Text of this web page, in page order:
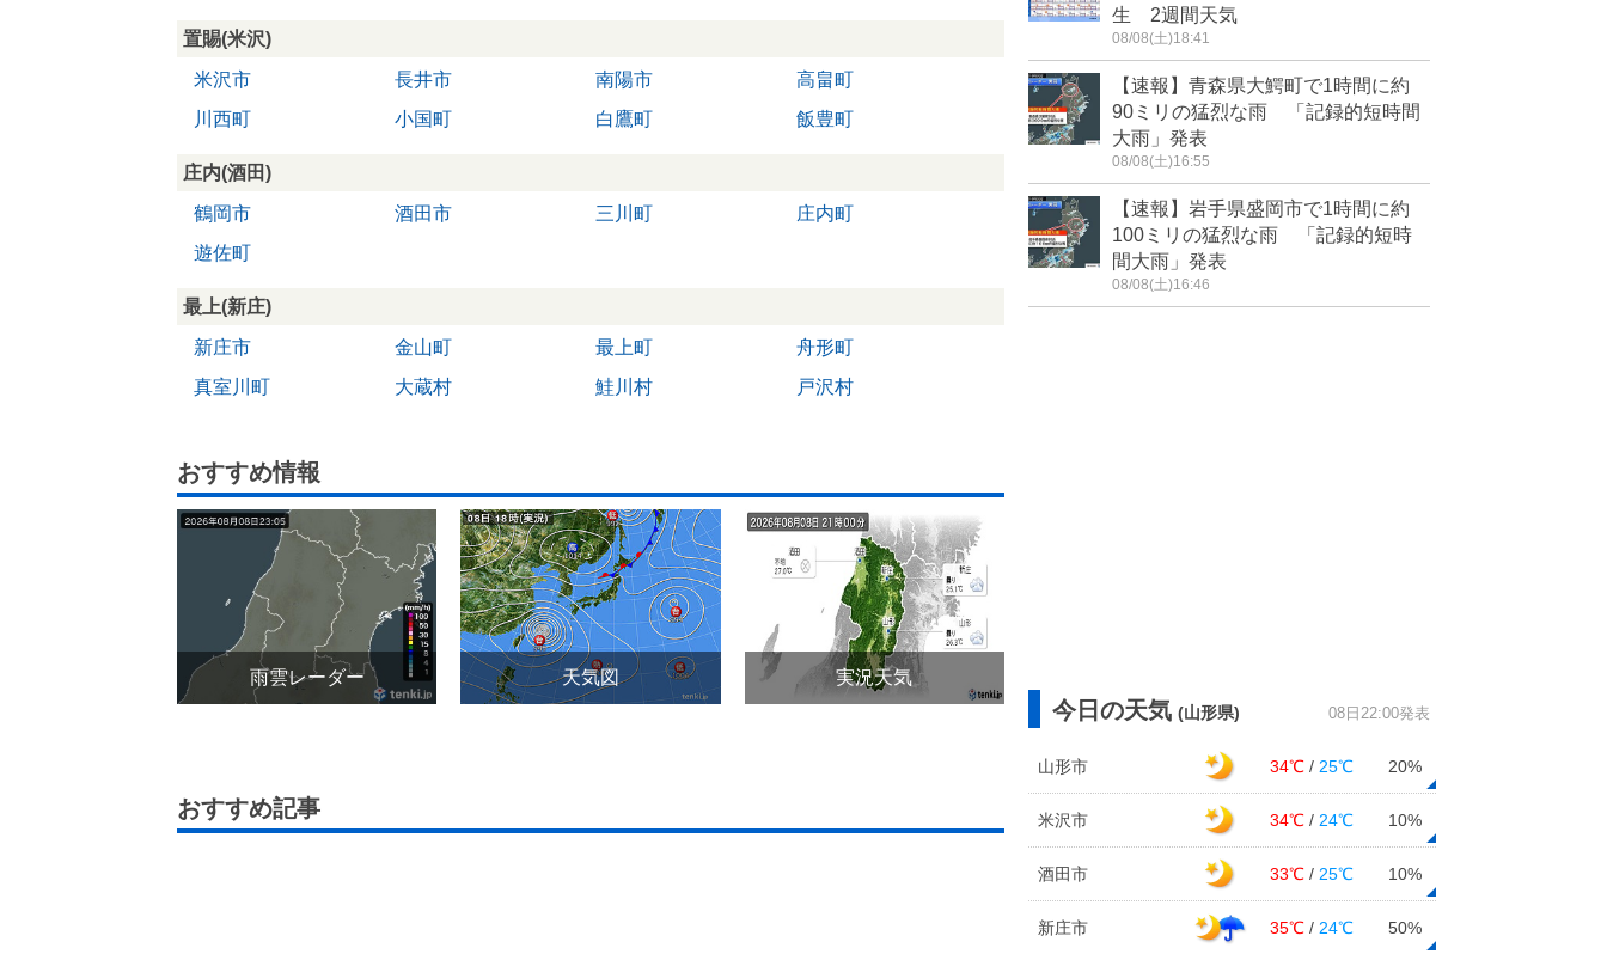
置賜(米沢)
米沢市
長井市 南陽市
高畠町
川西町
小国町 白鷹町 飯豊町
庄内(酒田)
鶴岡市
酒田市 三川町
庄内町
遊佐町
最上(新庄)
新庄市
金山町 最上町
舟形町
真室川町
大蔵村 鮭川村 戸沢村
おすすめ情報
雨雲レーダー 天気図 実況天気
おすすめ記事
生 2週間天気
08/08(土)18:41
【速報】青森県大鰐町で1時間に約
90ミリの猛烈な雨 「記録的短時間
大雨」発表
08/08(土)16:55
【速報】岩手県盛岡市で1時間に約
100ミリの猛烈な雨 「記録的短時
間大雨」発表
08/08(土)16:46
今日の天気 (山形県) 08日22:00発表
山形市 34℃ / 25℃ 20%
米沢市 34℃ / 24℃ 10%
酒田市 33℃ / 25℃ 10%
新庄市 35℃ / 24℃ 50%